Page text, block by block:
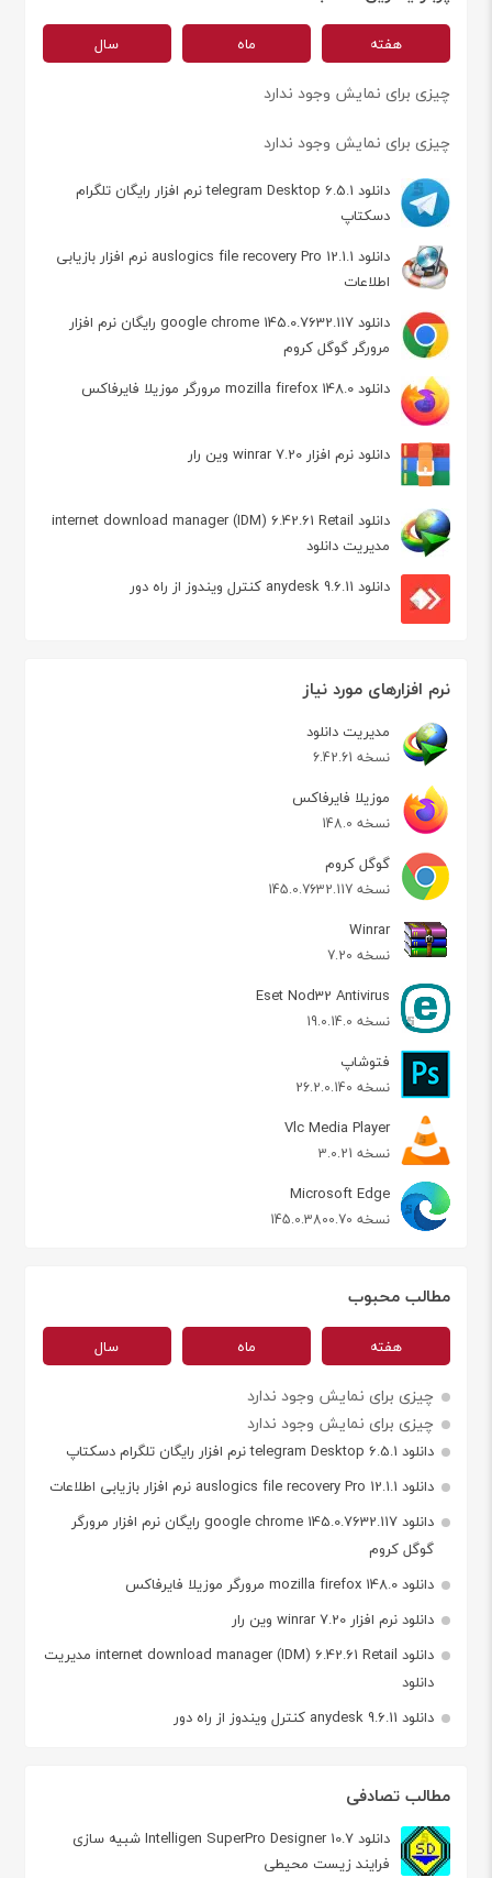
هفته ماه سال
چیزی برای نمایش وجود ندارد
چیزی برای نمایش وجود ندارد
دانلود telegram Desktop 6.5.1 نرم افزار رایگان تلگرام
دسکتاپ
دانلود auslogics file recovery Pro 12.1.1 نرم افزار بازیابی
اطلاعات
دانلود google chrome 145.0.7632.117 رایگان نرم افزار
مرورگر گوگل کروم
دانلود mozilla firefox 148.0 مرورگر موزیلا فایرفاکس
دانلود نرم افزار winrar 7.20 وین رار
دانلود internet download manager (IDM) 6.42.61 Retail
مدیریت دانلود
دانلود anydesk 9.6.11 کنترل ویندوز از راه دور
نرم افزارهای مورد نیاز
مدیریت دانلود
نسخه 6.42.61
موزیلا فایرفاکس
نسخه 148.0
گوگل کروم
نسخه 145.0.7632.117
Winrar
نسخه 7.20
Eset Nod32 Antivirus
نسخه 19.0.14.0
فتوشاپ
نسخه 26.2.0.140
Vlc Media Player
نسخه 3.0.21
Microsoft Edge
نسخه 145.0.3800.70
مطالب محبوب
هفته ماه سال
چیزی برای نمایش وجود ندارد
چیزی برای نمایش وجود ندارد
دانلود telegram Desktop 6.5.1 نرم افزار رایگان تلگرام دسکتاپ
دانلود auslogics file recovery Pro 12.1.1 نرم افزار بازیابی اطلاعات
دانلود google chrome 145.0.7632.117 رایگان نرم افزار مرورگر
گوگل کروم
دانلود mozilla firefox 148.0 مرورگر موزیلا فایرفاکس
دانلود نرم افزار winrar 7.20 وین رار
دانلود internet download manager (IDM) 6.42.61 Retail مدیریت
دانلود
دانلود anydesk 9.6.11 کنترل ویندوز از راه دور
مطالب تصادفی
دانلود Intelligen SuperPro Designer 10.7 شبیه سازی
فرایند زیست محیطی